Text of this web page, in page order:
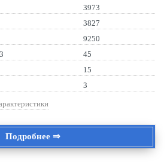
3973
3827
9250
45
15
3
Подробнее ⇒